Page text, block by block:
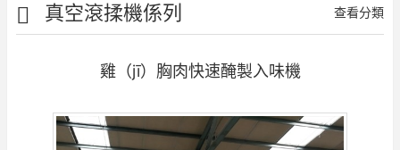
真空滾揉機係列 查看分類
雞（jī）胸肉快速醃製入味機